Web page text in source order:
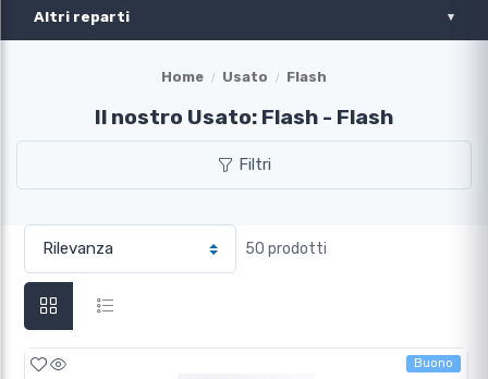
Altri reparti
Home Usato Flash
Il nostro Usato: Flash - Flash
Filtri
50 prodotti
Buono